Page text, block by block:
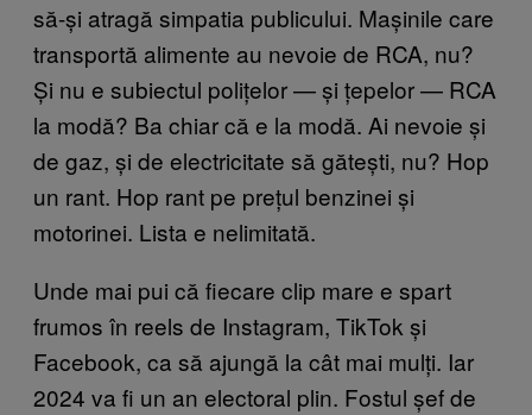
să-și atragă simpatia publicului. Mașinile care
transportă alimente au nevoie de RCA, nu?
Și nu e subiectul polițelor — și țepelor — RCA
la modă? Ba chiar că e la modă. Ai nevoie și
de gaz, și de electricitate să gătești, nu? Hop
un rant. Hop rant pe prețul benzinei și
motorinei. Lista e nelimitată.
Unde mai pui că fiecare clip mare e spart
frumos în reels de Instagram, TikTok și
Facebook, ca să ajungă la cât mai mulți. Iar
2024 va fi un an electoral plin. Fostul șef de